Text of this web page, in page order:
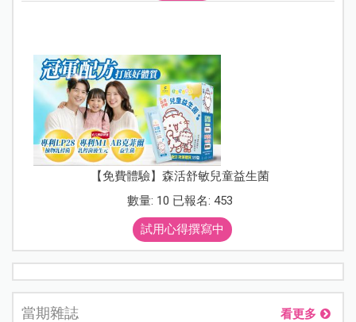
【免費體驗】森活舒敏兒童益生菌
數量: 10 已報名: 453
試用心得撰寫中
當期雜誌 看更多